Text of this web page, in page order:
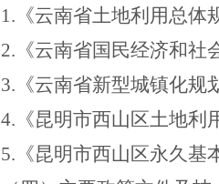
1.《云南省土地利用总体
2.《云南省国民经济和社
3.《云南省新型城镇化规
4.《昆明市西山区土地利
5.《昆明市西山区永久基